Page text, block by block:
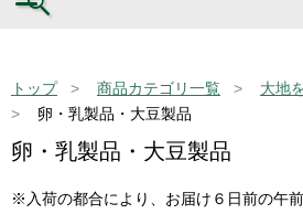
トップ 商品カテゴリ一覧
大地
卵・乳製品・大豆製品
卵・乳製品・大豆製品
※入荷の都合により、お届け６日前の午